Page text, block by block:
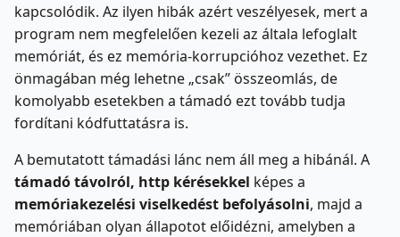
kapcsolódik. Az ilyen hibák azért veszélyesek, mert a
program nem megfelelően kezeli az általa lefoglalt
memóriát, és ez memória-korrupcióhoz vezethet. Ez
önmagában még lehetne „csak” összeomlás, de
komolyabb esetekben a támadó ezt tovább tudja
fordítani kódfuttatásra is.
A bemutatott támadási lánc nem áll meg a hibánál. A
támadó távolról, http kérésekkel képes a
memóriakezelési viselkedést befolyásolni, majd a
memóriában olyan állapotot előidézni, amelyben a